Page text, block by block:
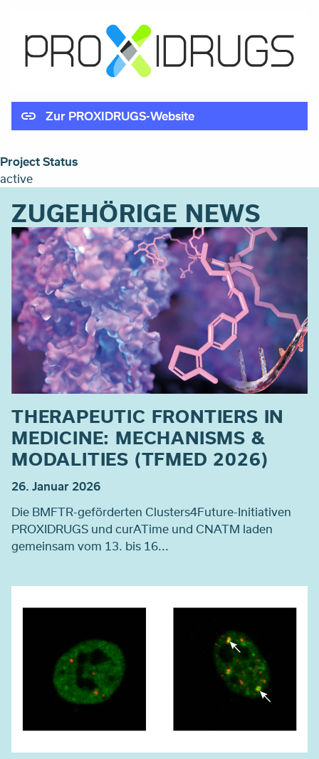
Zur PROXIDRUGS-Website
Project Status
active
ZUGEHÖRIGE NEWS
THERAPEUTIC FRONTIERS IN
MEDICINE: MECHANISMS &
MODALITIES (TFMED 2026)
26. Januar 2026
Die BMFTR-geförderten Clusters4Future-Initiativen
PROXIDRUGS und curATime und CNATM laden
gemeinsam vom 13. bis 16...